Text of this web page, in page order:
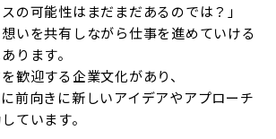
の可能性はまだまだあるのでは？」
いを共有しながら仕事を進めていける
ります。
歓迎する企業文化があり、
前向きに新しいアイデアやアプローチ
ています。